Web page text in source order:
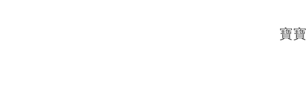
寶